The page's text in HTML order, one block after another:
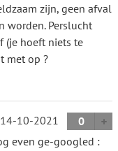
zijn, geen afval
worden. Perslucht
(je hoeft niets te
met op ?
14-10-2021
0
even ge-googled :